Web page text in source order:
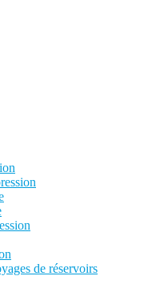
de réservoirs